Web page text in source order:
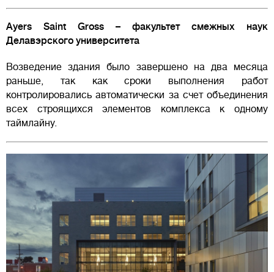
Ayers Saint Gross – факультет смежных наук
Делавэрского университета
Возведение здания было завершено на два месяца
раньше, так как сроки выполнения работ
контролировались автоматически за счет объединения
всех строящихся элементов комплекса к одному
таймлайну.